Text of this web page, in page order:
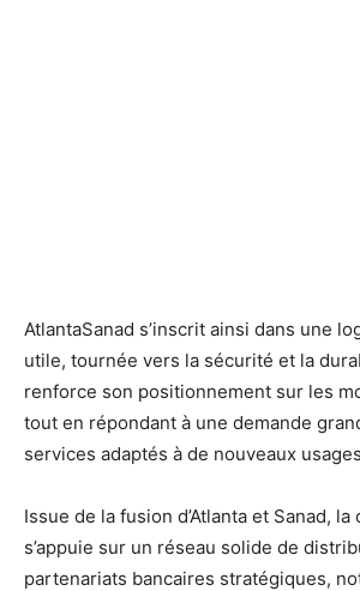
AtlantaSanad s’inscrit ainsi dans une
utile, tournée vers la sécurité et la
renforce son positionnement sur les
tout en répondant à une demande
services adaptés à de nouveaux
Issue de la fusion d’Atlanta et Sanad, la
s’appuie sur un réseau solide de
partenariats bancaires stratégiques,